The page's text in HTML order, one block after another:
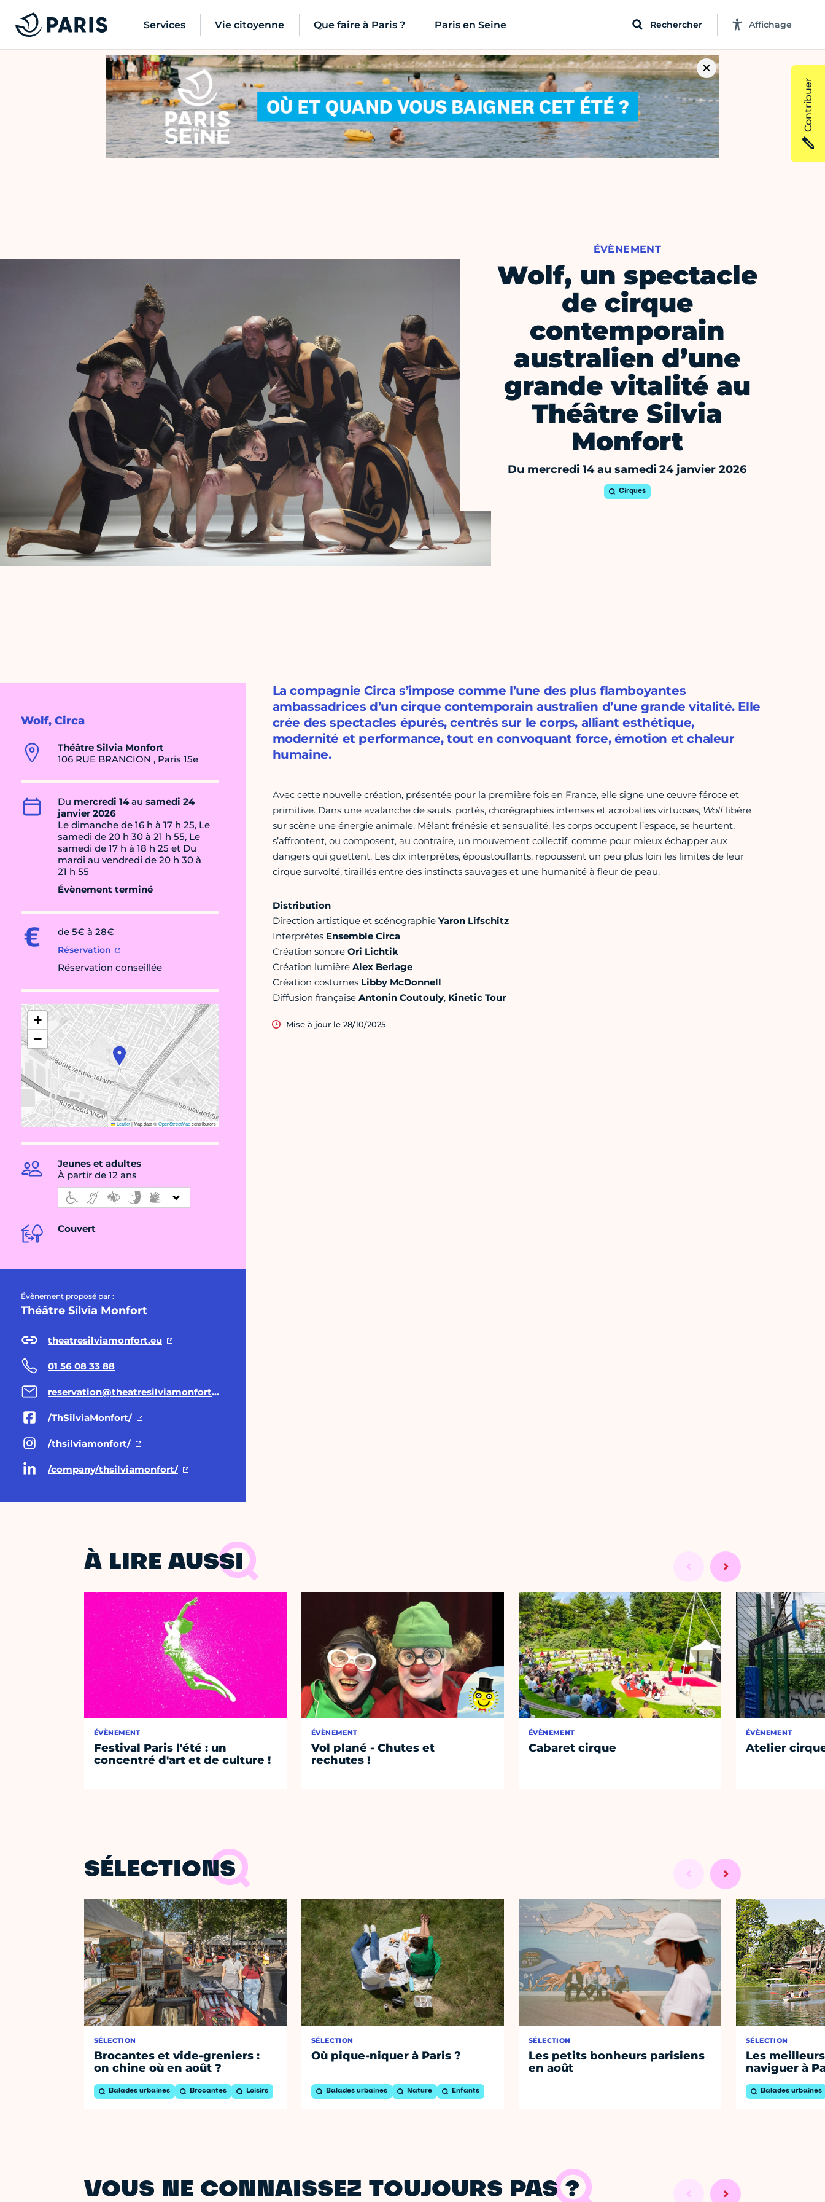
Services Vie citoyenne Que faire à Paris ? Paris en Seine Rechercher Affichage
ÉVÈNEMENT
Wolf, un spectacle
de cirque
contemporain
australien d’une
grande vitalité au
Théâtre Silvia
Monfort
Du mercredi 14 au samedi 24 janvier 2026
Cirques
Wolf, Circa
Théâtre Silvia Monfort
106 RUE BRANCION , Paris 15e
Du mercredi 14au samedi 24
janvier 2026
Le dimanche de 16 h à 17 h 25, Le
samedi de 20 h 30 à 21 h 55, Le
samedi de 17 h à 18 h 25 et Du
mardi au vendredi de 20 h 30 à
21 h 55
Évènement terminé
de 5€ à 28€
Réservation
Réservation conseillée
+
−
Leaflet|Map data ©OpenStreetMapcontributors
Jeunes et adultes
À partir de 12 ans
Couvert
Évènement proposé par :
Théâtre Silvia Monfort
theatresilviamonfort.eu
01 56 08 33 88
reservation@theatresilviamonfort.eu
/ThSilviaMonfort/
/thsilviamonfort/
/company/thsilviamonfort/
La compagnie Circa s’impose comme l’une des plus flamboyantes
ambassadrices d’un cirque contemporain australien d’une grande vitalité. Elle
crée des spectacles épurés, centrés sur le corps, alliant esthétique,
modernité et performance, tout en convoquant force, émotion et chaleur
humaine.
Avec cette nouvelle création, présentée pour la première fois en France, elle signe une œuvre féroce et
primitive. Dans une avalanche de sauts, portés, chorégraphies intenses et acrobaties virtuoses, Wolflibère
sur scène une énergie animale. Mêlant frénésie et sensualité, les corps occupent l’espace, se heurtent,
s’affrontent, ou composent, au contraire, un mouvement collectif, comme pour mieux échapper aux
dangers qui guettent. Les dix interprètes, époustouflants, repoussent un peu plus loin les limites de leur
cirque survolté, tiraillés entre des instincts sauvages et une humanité à fleur de peau.
Distribution
Direction artistique et scénographie Yaron Lifschitz
Interprètes Ensemble Circa
Création sonore Ori Lichtik
Création lumière Alex Berlage
Création costumes Libby McDonnell
Diffusion française Antonin Coutouly, Kinetic Tour
Mise à jour le 28/10/2025
À LIRE AUSSI
ÉVÈNEMENT
Festival Paris l'été : un
concentré d'art et de culture !
ÉVÈNEMENT
Vol plané - Chutes et
rechutes !
ÉVÈNEMENT
Cabaret cirque
ÉVÈNEMENT
Atelier
SÉLECTIONS
SÉLECTION
Brocantes et vide-greniers :
on chine où en août ?
Balades urbaines Brocantes Loisirs
SÉLECTION
Où pique-niquer à Paris ?
Balades urbaines Nature Enfants
SÉLECTION
Les petits bonheurs parisiens
en août
SÉLECTION
Les
naviguer à
Balades urbaines
VOUS NE CONNAISSEZ TOUJOURS PAS ?
Contribuer